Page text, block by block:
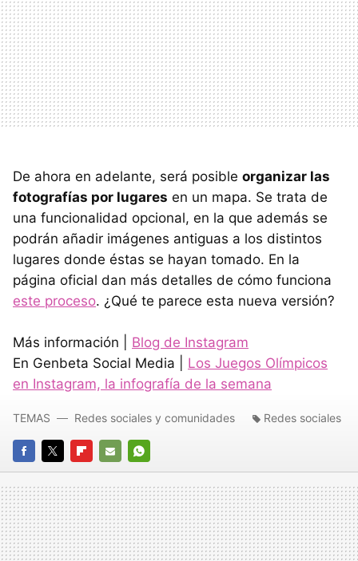
De ahora en adelante, será posible organizar las
fotografías por lugares en un mapa. Se trata de
una funcionalidad opcional, en la que además se
podrán añadir imágenes antiguas a los distintos
lugares donde éstas se hayan tomado. En la
página oficial dan más detalles de cómo funciona
este proceso. ¿Qué te parece esta nueva versión?
Más información | Blog de Instagram
En Genbeta Social Media | Los Juegos Olímpicos
en Instagram, la infografía de la semana
FACEBOOK
TWITTERFLIPBOARD
E-
MAIL
WHATSAPP
TEMAS Redes sociales y comunidades Redes sociales